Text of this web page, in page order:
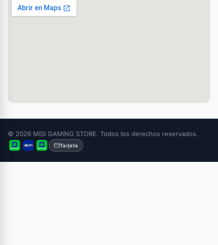
© 2026 MISI GAMING STORE. Todos los derechos reservados.
Tarjeta